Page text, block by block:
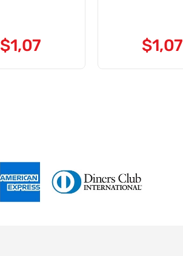
$1,07 $1,07